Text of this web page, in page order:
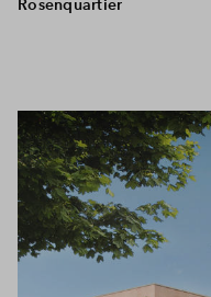
Rosenquartier